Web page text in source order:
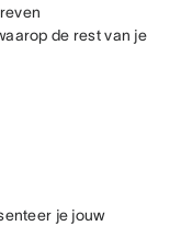
de rest van je
je jouw